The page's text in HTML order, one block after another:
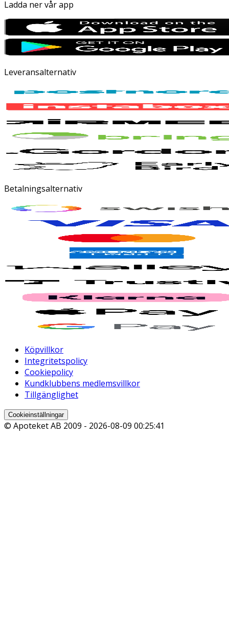
Ladda ner vår app
Leveransalternativ
Betalningsalternativ
Köpvillkor
Integritetspolicy
Cookiepolicy
Kundklubbens medlemsvillkor
Tillgänglighet
Cookieinställningar
© Apoteket AB 2009 - 2026-08-09 00:25:41